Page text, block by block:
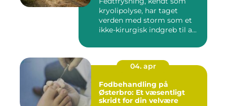
kryolipolyse, har taget
verden med storm som et
ikke-kirurgisk indgreb til a...
04. apr
Fodbehandling på
Østerbro: Et væsentligt
skridt for din velvære